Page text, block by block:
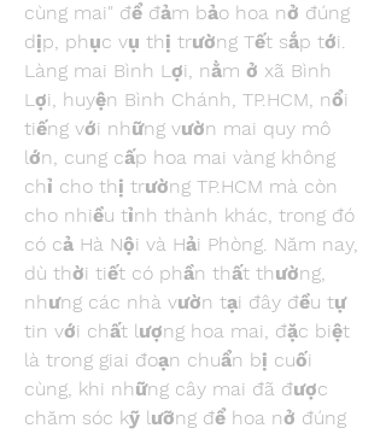
cùng mai" để đảm bảo hoa nở đúng
dịp, phục vụ thị trường Tết sắp tới.
Làng mai Bình Lợi, nằm ở xã Bình
Lợi, huyện Bình Chánh, TP.HCM, nổi
tiếng với những vườn mai quy mô
lớn, cung cấp hoa mai vàng không
chỉ cho thị trường TP.HCM mà còn
cho nhiều tỉnh thành khác, trong đó
có cả Hà Nội và Hải Phòng. Năm nay,
dù thời tiết có phần thất thường,
nhưng các nhà vườn tại đây đều tự
tin với chất lượng hoa mai, đặc biệt
là trong giai đoạn chuẩn bị cuối
cùng, khi những cây mai đã được
chăm sóc kỹ lưỡng để hoa nở đúng